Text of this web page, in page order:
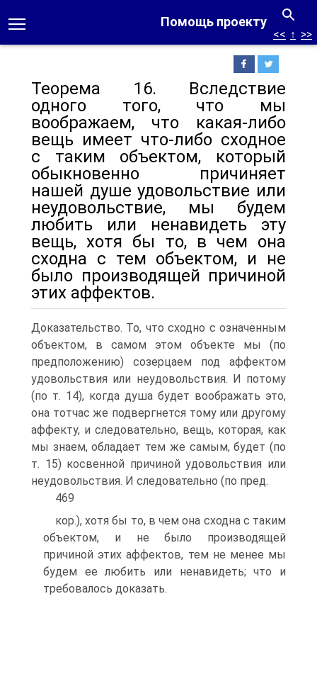
Помощь проекту
<< ↑ >>
Теорема 16. Вследствие
одного того, что мы
воображаем, что какая-либо
вещь имеет что-либо сходное
с таким объектом, который
обыкновенно причиняет
нашей душе удовольствие или
неудовольствие, мы будем
любить или ненавидеть эту
вещь, хотя бы то, в чем она
сходна с тем объектом, и не
было производящей причиной
этих аффектов.
Доказательство. То, что сходно с означенным
объектом, в самом этом объекте мы (по
предположению) созерцаем под аффектом
удовольствия или неудовольствия. И потому
(по т. 14), когда душа будет воображать это,
она тотчас же подвергнется тому или другому
аффекту, и следовательно, вещь, которая, как
мы знаем, обладает тем же самым, будет (по
т. 15) косвенной причиной удовольствия или
неудовольствия. И следовательно (по пред.
469
кор.), хотя бы то, в чем она сходна с таким
объектом, и не было производящей
причиной этих аффектов, тем не менее мы
будем ее любить или ненавидеть; что и
требовалось доказать.